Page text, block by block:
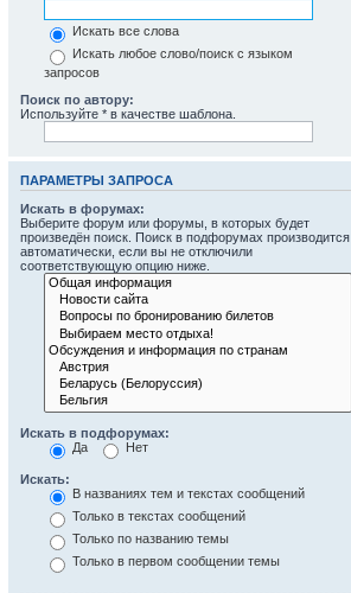
Искать все слова
Искать любое слово/поиск с языком
запросов
Поиск по автору:
Используйте * в качестве шаблона.
ПАРАМЕТРЫ ЗАПРОСА
Искать в форумах:
Выберите форум или форумы, в которых будет
произведён поиск. Поиск в подфорумах производится
автоматически, если вы не отключили
соответствующую опцию ниже.
Искать в подфорумах:
Да
Нет
Искать:
В названиях тем и текстах сообщений
Только в текстах сообщений
Только по названию темы
Только в первом сообщении темы